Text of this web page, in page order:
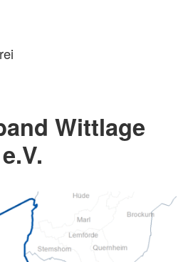
Wittlage
e.V.